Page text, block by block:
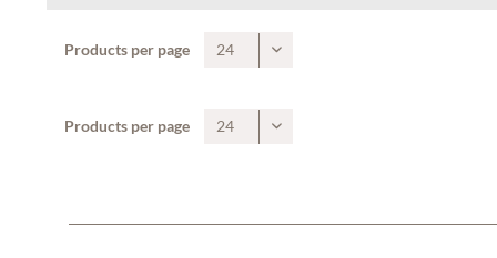
Products per page
Products per page